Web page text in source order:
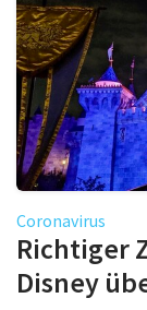
Coronavirus
Richtiger
Disney